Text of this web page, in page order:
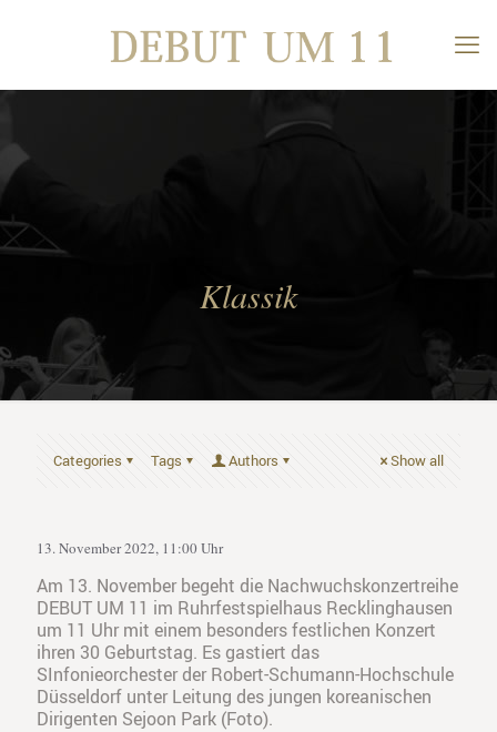
Klassik
Categories Tags Authors Show all
13. November 2022, 11:00 Uhr
Am 13. November begeht die Nachwuchskonzertreihe
DEBUT UM 11 im Ruhrfestspielhaus Recklinghausen
um 11 Uhr mit einem besonders festlichen Konzert
ihren 30 Geburtstag. Es gastiert das
SInfonieorchester der Robert-Schumann-Hochschule
Düsseldorf unter Leitung des jungen koreanischen
Dirigenten Sejoon Park (Foto).